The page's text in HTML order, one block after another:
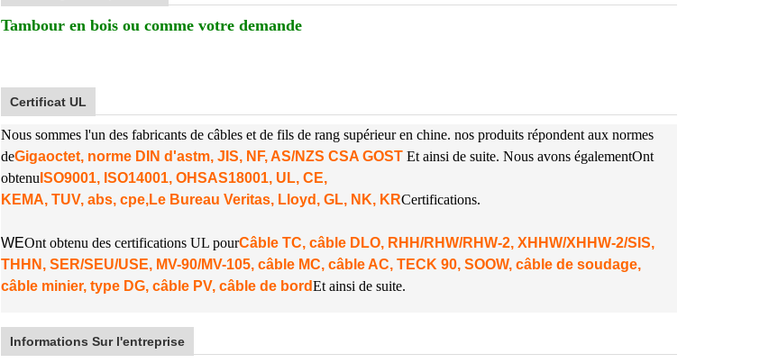
Tambour en bois ou comme votre demande
Certificat UL
Nous sommes l'un des fabricants de câbles et de fils de rang supérieur en chine. nos produits répondent aux normes
deGigaoctet, norme DIN d'astm, JIS, NF, AS/NZS CSA GOST Et ainsi de suite. Nous avons égalementOnt
obtenu ISO9001, ISO14001, OHSAS18001, UL, CE,
KEMA, TUV, abs, cpe,Le Bureau Veritas, Lloyd, GL, NK, KRCertifications.
WEOnt obtenu des certifications UL pourCâble TC, câble DLO, RHH/RHW/RHW-2, XHHW/XHHW-2/SIS,
THHN, SER/SEU/USE, MV-90/MV-105, câble MC, câble AC, TECK 90, SOOW, câble de soudage,
câble minier, type DG, câble PV, câble de bordEt ainsi de suite.
Informations Sur l'entreprise